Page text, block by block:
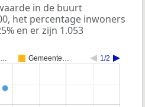
in de buurt
het percentage inwoners
en er zijn 1.053
Gemeente… 1/2